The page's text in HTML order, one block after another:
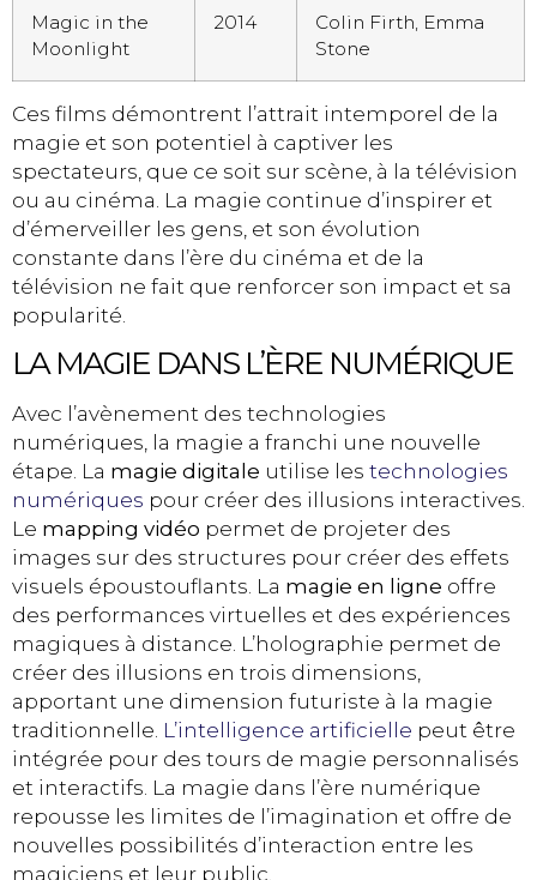
Magic in the
Moonlight
2014
Colin Firth, Emma
Stone
Ces films démontrent l’attrait intemporel de la
magie et son potentiel à captiver les
spectateurs, que ce soit sur scène, à la télévision
ou au cinéma. La magie continue d’inspirer et
d’émerveiller les gens, et son évolution
constante dans l’ère du cinéma et de la
télévision ne fait que renforcer son impact et sa
popularité.
LA MAGIE DANS L’ÈRE NUMÉRIQUE
Avec l’avènement des technologies
numériques, la magie a franchi une nouvelle
étape. La magie digitale utilise les technologies
numériques pour créer des illusions interactives.
Le mapping vidéo permet de projeter des
images sur des structures pour créer des effets
visuels époustouflants. La magie en ligne offre
des performances virtuelles et des expériences
magiques à distance. L’holographie permet de
créer des illusions en trois dimensions,
apportant une dimension futuriste à la magie
traditionnelle. L’intelligence artificielle peut être
intégrée pour des tours de magie personnalisés
et interactifs. La magie dans l’ère numérique
repousse les limites de l’imagination et offre de
nouvelles possibilités d’interaction entre les
magiciens et leur public.